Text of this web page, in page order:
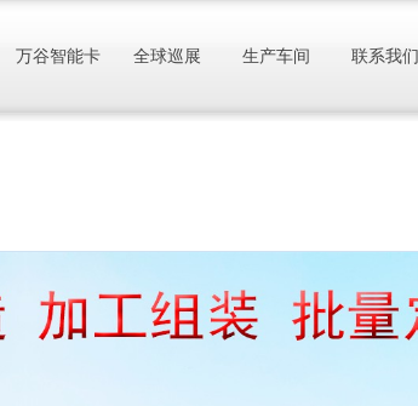
万谷智能卡 全球巡展 生产车间 联系我们